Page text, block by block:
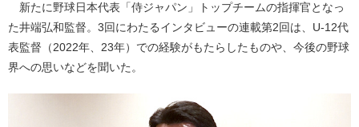
新たに野球日本代表「侍ジャパン」トップチームの指揮官となっ
た井端弘和監督。3回にわたるインタビューの連載第2回は、U-12代
表監督（2022年、23年）での経験がもたらしたものや、今後の野球
界への思いなどを聞いた。